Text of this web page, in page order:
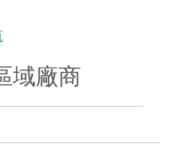
域廠商